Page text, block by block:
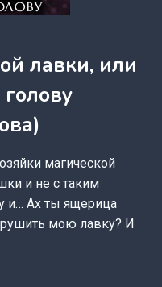
лавки, или
магической
и не с таким
и… Ах ты ящерица
мою лавку? И